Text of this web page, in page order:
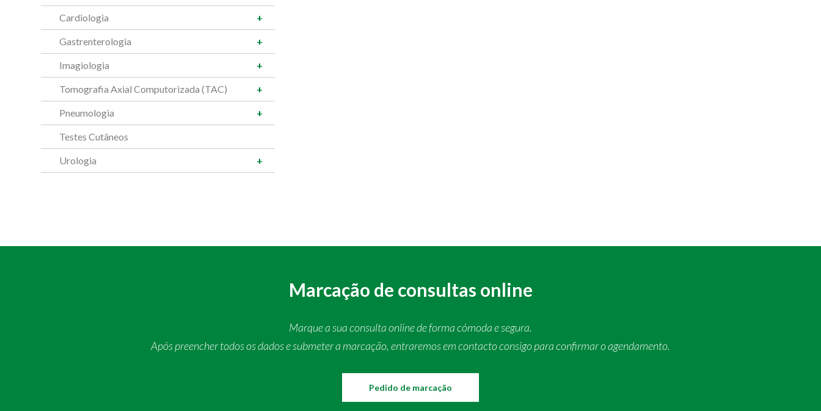
Cardiologia
Gastrenterologia
Imagiologia
Tomografia Axial Computorizada (TAC)
Pneumologia
Testes Cutâneos
Urologia
Marcação de consultas online
Marque a sua consulta online de forma cómoda e segura.
Após preencher todos os dados e submeter a marcação, entraremos em contacto consigo para confirmar o agendamento.
Pedido de marcação